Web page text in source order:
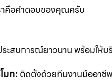
าคือคำตอบของคุณครับ
ะสบการณ์ยาวนาน พร้อมให้
มท: ติดตั้งด้วยทีมงานมืออาชีพ